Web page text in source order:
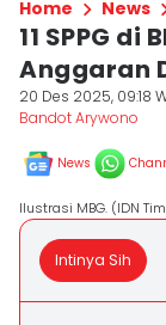
Home News
11 SPPG
Anggaran
20 Des 2025, 09:18
Bandot Arywono
News
Ilustrasi MBG. (IDN
Intinya Sih